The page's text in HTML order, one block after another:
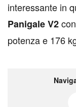
interessante in
Panigale V2
potenza e 176